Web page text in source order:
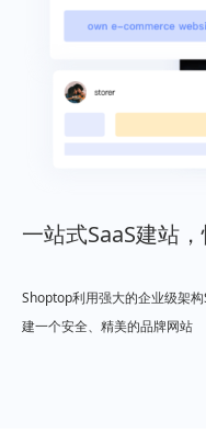
一站式SaaS建站
Shoptop利用强大的企业级架
建一个安全、精美的品牌网站